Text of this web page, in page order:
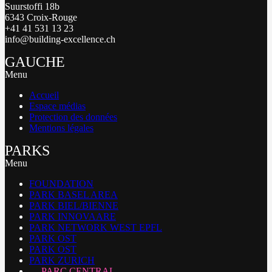
Suurstoffi 18b
6343 Croix-Rouge
+41 41 531 13 23
info@building-excellence.ch
GAUCHE
Menu
Accueil
Espace médias
Protection des données
Mentions légales
PARKS
Menu
FOUNDATION
PARK BASEL AREA
PARK BIEL/BIENNE
PARK INNOVAARE
PARK NETWORK WEST EPFL
PARK OST
PARK OST
PARK ZURICH